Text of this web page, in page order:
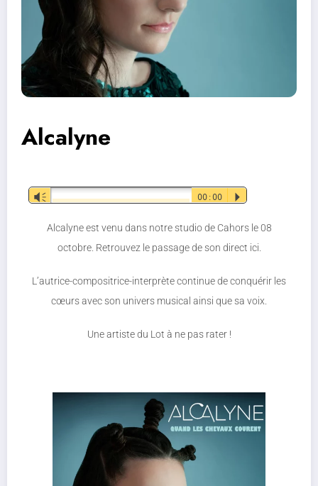
Alcalyne
Lecteur
audio
Vm 00:00 P
Alcalyne est venu dans notre studio de Cahors le 08
octobre. Retrouvez le passage de son direct ici.
L’autrice-compositrice-interprète continue de conquérir les
cœurs avec son univers musical ainsi que sa voix.
Une artiste du Lot à ne pas rater !